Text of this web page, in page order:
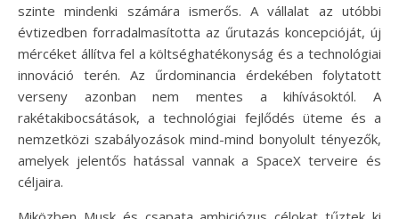
szinte mindenki számára ismerős. A vállalat az utóbbi
évtizedben forradalmasította az űrutazás koncepcióját, új
mércéket állítva fel a költséghatékonyság és a technológiai
innováció terén. Az űrdominancia érdekében folytatott
verseny azonban nem mentes a kihívásoktól. A
rakétakibocsátások, a technológiai fejlődés üteme és a
nemzetközi szabályozások mind-mind bonyolult tényezők,
amelyek jelentős hatással vannak a SpaceX terveire és
céljaira.